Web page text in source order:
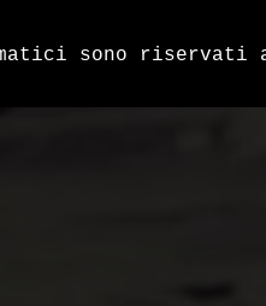
sono riservati